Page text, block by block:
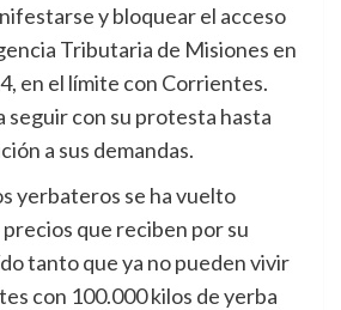
y bloquear el acceso
Tributaria de Misiones en
en el límite con Corrientes.
seguir con su protesta hasta
a sus demandas.
yerbateros se ha vuelto
que reciben por su
tanto que ya no pueden vivir
con 100.000 kilos de yerba